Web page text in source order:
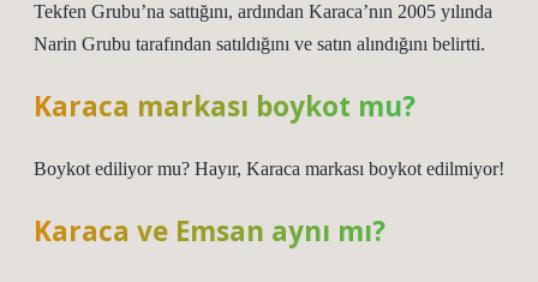
Tekfen Grubu’na sattığını, ardından Karaca’nın 2005 yılında
Narin Grubu tarafından satıldığını ve satın alındığını belirtti.
Karaca markası boykot mu?
Boykot ediliyor mu? Hayır, Karaca markası boykot edilmiyor!
Karaca ve Emsan aynı mı?